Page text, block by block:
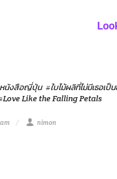
หนังสือญี่ปุ่น #ใบไม้ผลิที่ไม่มีเธอเป็
Like the Falling Petals
nimon